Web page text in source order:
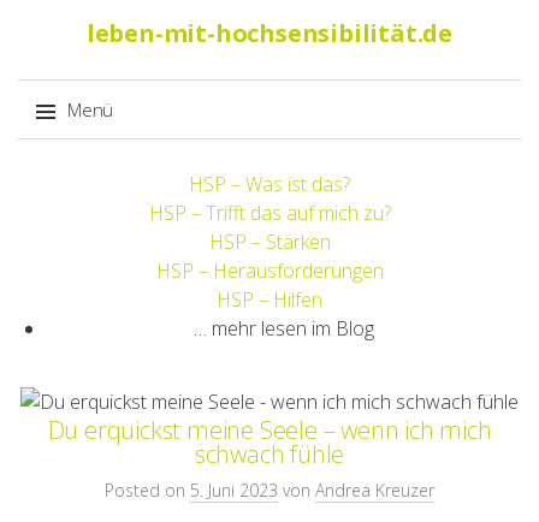
leben-mit-hochsensibilität.de
Menü
HSP – Was ist das?
HSP – Trifft das auf mich zu?
HSP – Stärken
HSP – Herausforderungen
HSP – Hilfen
… mehr lesen im Blog
Du erquickst meine Seele – wenn ich mich
schwach fühle
Posted on 5. Juni 2023 von Andrea Kreuzer